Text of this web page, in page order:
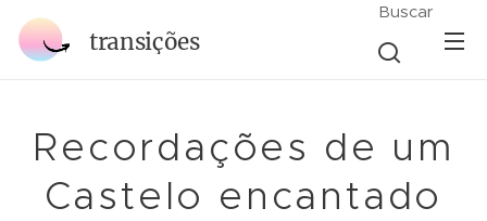
transições
Buscar
Recordações de um
Castelo encantado